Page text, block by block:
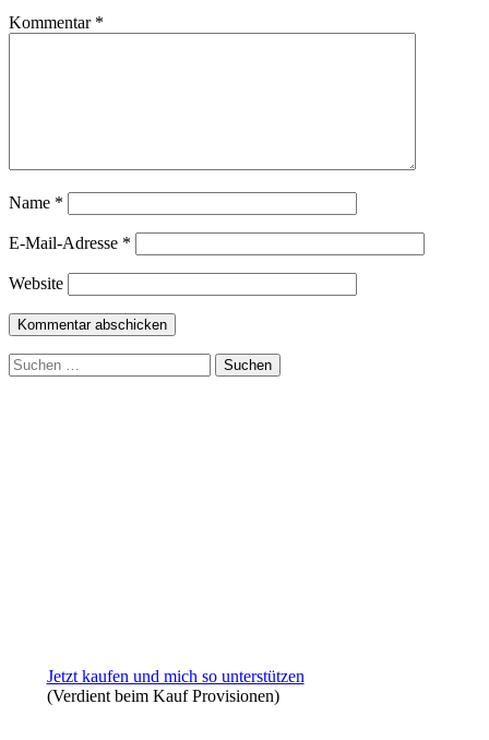
Kommentar *
Name *
E-Mail-Adresse *
Website
Suchen
nach:
Jetzt kaufen und mich so unterstützen
(Verdient beim Kauf Provisionen)